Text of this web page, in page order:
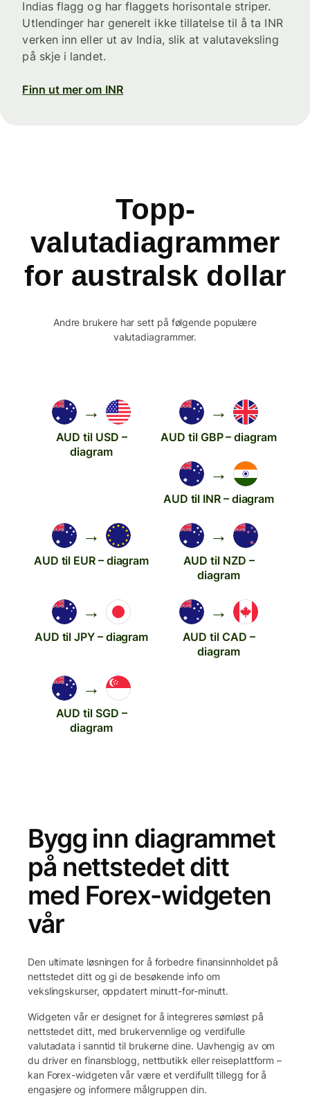
Indias flagg og har flaggets horisontale striper.
Utlendinger har generelt ikke tillatelse til å ta INR
verken inn eller ut av India, slik at valutaveksling
på skje i landet.
Finn ut mer om INR
Topp-
valutadiagrammer
for australsk dollar
Andre brukere har sett på følgende populære
valutadiagrammer.
→
AUD til USD –
diagram
→
AUD til GBP – diagram
→
AUD til INR – diagram
→
AUD til EUR – diagram
→
AUD til NZD –
diagram
→
AUD til JPY – diagram
→
AUD til CAD –
diagram
→
AUD til SGD –
diagram
Bygg inn diagrammet
på nettstedet ditt
med Forex-widgeten
vår
Den ultimate løsningen for å forbedre finansinnholdet på
nettstedet ditt og gi de besøkende info om
vekslingskurser, oppdatert minutt-for-minutt.
Widgeten vår er designet for å integreres sømløst på
nettstedet ditt, med brukervennlige og verdifulle
valutadata i sanntid til brukerne dine. Uavhengig av om
du driver en finansblogg, nettbutikk eller reiseplattform –
kan Forex-widgeten vår være et verdifullt tillegg for å
engasjere og informere målgruppen din.